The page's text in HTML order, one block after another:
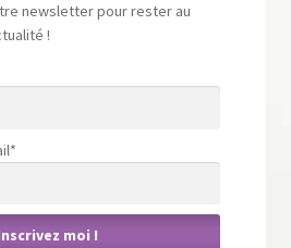
newsletter pour rester au
!